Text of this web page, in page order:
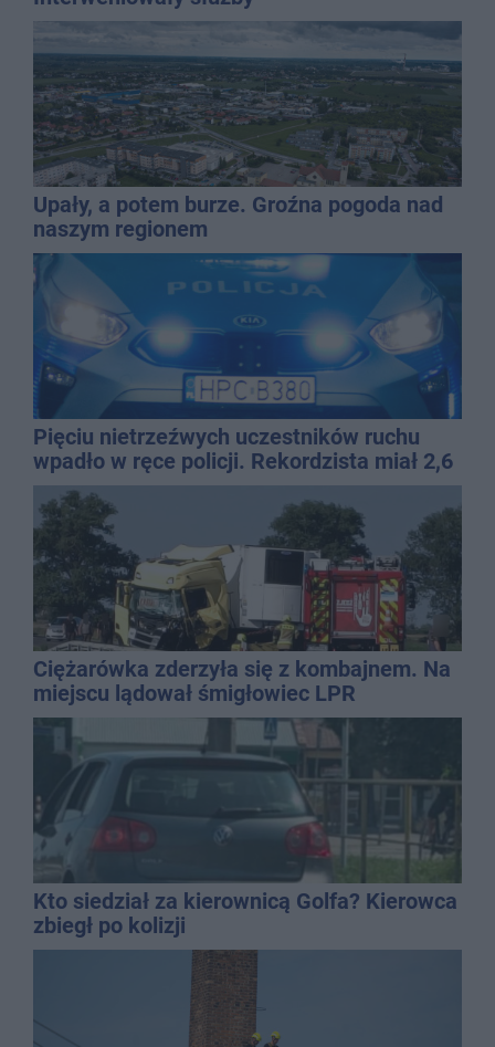
Upały, a potem burze. Groźna pogoda nad
naszym regionem
Pięciu nietrzeźwych uczestników ruchu
wpadło w ręce policji. Rekordzista miał 2,6
promila
Ciężarówka zderzyła się z kombajnem. Na
miejscu lądował śmigłowiec LPR
Kto siedział za kierownicą Golfa? Kierowca
zbiegł po kolizji